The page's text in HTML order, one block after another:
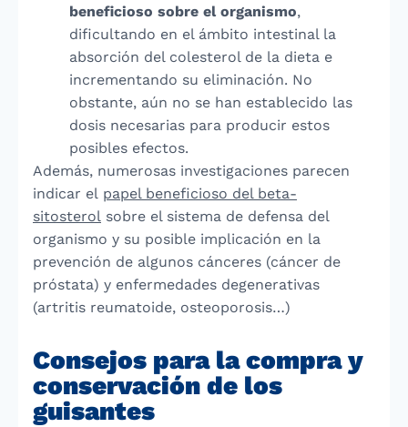
beneficioso sobre el organismo,
dificultando en el ámbito intestinal la
absorción del colesterol de la dieta e
incrementando su eliminación. No
obstante, aún no se han establecido las
dosis necesarias para producir estos
posibles efectos.
Además, numerosas investigaciones parecen
indicar el papel beneficioso del beta-
sitosterol sobre el sistema de defensa del
organismo y su posible implicación en la
prevención de algunos cánceres (cáncer de
próstata) y enfermedades degenerativas
(artritis reumatoide, osteoporosis…)
Consejos para la compra y
conservación de los
guisantes